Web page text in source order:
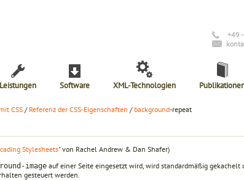
+49
Leistungen Software XML-Technologien
CSS / Referenz der CSS-Eigenschaften / background-repeat
Stylesheets" von Rachel Andrew & Dan Shafer)
image auf einer Seite eingesetzt wird, wird standardmäßig gekachelt
gesteuert werden.